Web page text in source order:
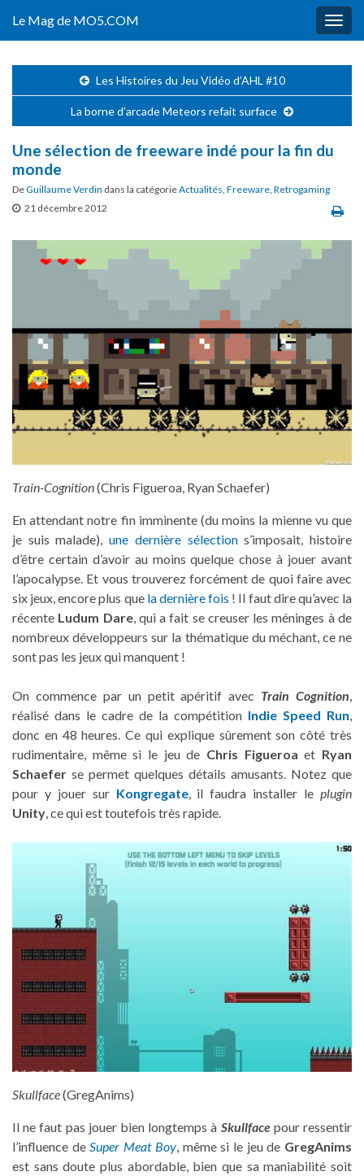
Le Mag de MO5.COM
Les Histoires du Jeu Vidéo d’AHL #10
La borne d’arcade Meteors refait surface
Une sélection de freeware indé pour la fin du
monde
DeGuillaume Verdin dans la catégorieActualités, Freeware, Retrogaming
21 décembre 2012
Train-Cognition(Chris Figueroa, Ryan Schaefer)
En attendant notre fin imminente (du moins la mienne vu que
je suis malade),une dernière sélections’imposait, histoire
d’être certain d’avoir au moins quelque chose à jouer avant
l’apocalypse. Et vous trouverez forcément de quoi faire avec
six jeux, encore plus que la dernière fois ! Il faut dire qu’avec la
récente Ludum Dare, qui a fait se creuser les méninges à de
nombreux développeurs sur la thématique du méchant, ce ne
sont pas les jeux qui manquent !
On commence par un petit apéritif avec Train Cognition,
réalisé dans le cadre de la compétition Indie Speed Run,
donc en 48 heures. Ce qui explique sûrement son côté très
rudimentaire, même si le jeu de Chris Figueroa et Ryan
Schaefer se permet quelques détails amusants. Notez que
pour y jouer sur Kongregate, il faudra installer leplugin
Unity, ce qui est toutefois très rapide.
Skullface(GregAnims)
Il ne faut pas jouer bien longtemps à Skullface pour ressentir
l’influence deSuper Meat Boy, même si le jeu de GregAnims
est sans doute plus abordable, bien que sa maniabilité soit